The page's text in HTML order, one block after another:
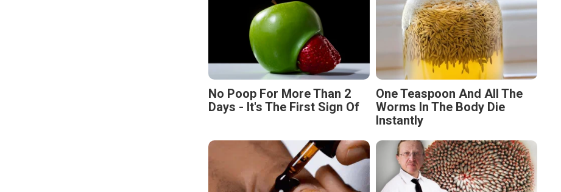
No Poop For More Than 2
Days - It's The First Sign Of
One Teaspoon And All The
Worms In The Body Die
Instantly